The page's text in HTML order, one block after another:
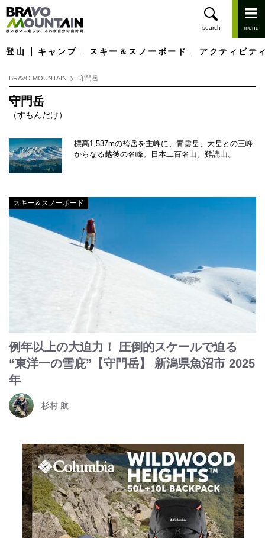
登山 キャンプ スキー＆スノーボード アクティビテ
BRAVO MOUNTAIN 守門岳
守門岳
（すもんだけ）
標高1,537mの袴岳を主峰に、青雲岳、大岳との三峰
からなる越後の名峰。日本二百名山。難読山。
スキー＆スノーボード
例年以上の大迫力！ 圧倒的スケールで迫る
“東洋一の雪庇”【守門岳】 新潟県魚沼市 2025
年
杉村 航